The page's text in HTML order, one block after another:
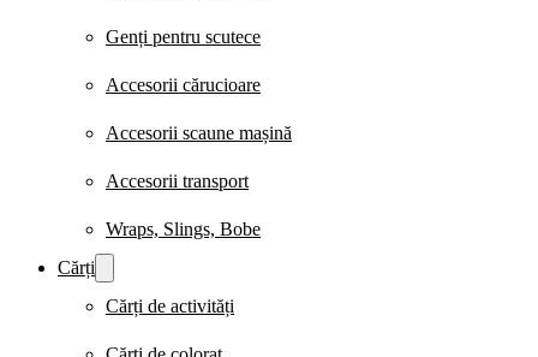
Genți pentru scutece
Accesorii cărucioare
Accesorii scaune mașină
Accesorii transport
Wraps, Slings, Bobe
Cărți
Cărți de activități